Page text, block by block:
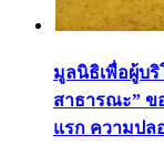
มูลนิธิเพื่อผู้บ
สาธารณะ” ข
แรก ความปล